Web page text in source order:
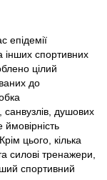
епідемії
інших спортивних
цілий
до
санвузлів, душових
цього, кілька
силові тренажери,
спортивний